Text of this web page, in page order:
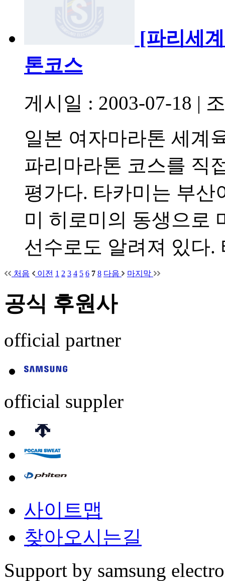
[파리세
톤코스
게시일 : 2003-07-18 |
일본 여자마라톤 세계
파리마라톤 코스를 직
평가다. 타카미는 부
미 히로미의 동생으로
선수로도 알려져 있다
처음 이전 1 2 3 4 5 6 7 8 다음 마지막
공식 후원사
official partner
official suppler
사이트맵
찾아오시는길
Support by samsung